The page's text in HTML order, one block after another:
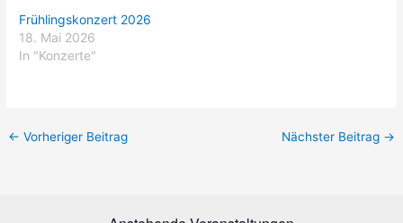
Frühlingskonzert 2026
18. Mai 2026
In "Konzerte"
← Vorheriger Beitrag Nächster Beitrag →